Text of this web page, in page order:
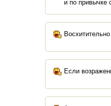
и по привычке
Если